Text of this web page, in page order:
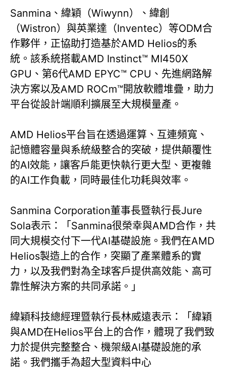
Sanmina、緯穎（Wiwynn）、緯創
（Wistron）與英業達（Inventec）等ODM合
作夥伴，正協助打造基於AMD Helios的系
統。該系統搭載AMD Instinct™ MI450X
GPU、第6代AMD EPYC™ CPU、先進網路解
決方案以及AMD ROCm™開放軟體堆疊，助力
平台從設計端順利擴展至大規模量產。
AMD Helios平台旨在透過運算、互連頻寬、
記憶體容量與系統級整合的突破，提供顛覆性
的AI效能，讓客戶能更快執行更大型、更複雜
的AI工作負載，同時最佳化功耗與效率。
Sanmina Corporation董事長暨執行長Jure
Sola表示：「Sanmina很榮幸與AMD合作，共
同大規模交付下一代AI基礎設施。我們在AMD
Helios製造上的合作，突顯了產業體系的實
力，以及我們對為全球客戶提供高效能、高可
靠性解決方案的共同承諾。」
緯穎科技總經理暨執行長林威遠表示：「緯穎
與AMD在Helios平台上的合作，體現了我們致
力於提供完整整合、機架級AI基礎設施的承
諾。我們攜手為超大型資料中心